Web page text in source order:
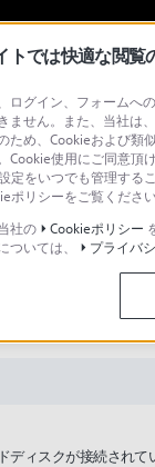
合わせ
新日 : 2025/03/11
」
実行さ
ディスクが接続され
トでは快適な閲覧
ログイン、フォームへ
ません。また、当社は
ため、Cookieおよび類
Cookie使用にご同意頂
定をいつでも管理する
ポリシーをご覧くださ
社の
Cookieポリシー
ついては、
プライバ